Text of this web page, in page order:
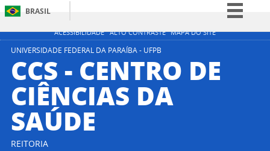
ACESSIBILIDADE ALTO CONTRASTE MAPA DO SITE
BRASIL
Simplifique!
Participe
Acesso à informação
Legislação
UNIVERSIDADE FEDERAL DA PARAÍBA - UFPB
CCS - CENTRO DE
CIÊNCIAS DA
SAÚDE
REITORIA